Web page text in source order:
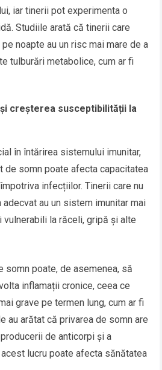
iar tinerii pot experimenta o
Studiile arată că tinerii care
noapte au un risc mai mare de a
tulburări metabolice, cum ar fi
creșterea susceptibilității la
în întărirea sistemului imunitar,
de somn poate afecta capacitatea
infecțiilor. Tinerii care nu
au un sistem imunitar mai
vulnerabili la răceli, gripă și alte
somn poate, de asemenea, să
inflamații cronice, ceea ce
grave pe termen lung, cum ar fi
au arătat că privarea de somn are
de anticorpi și a
lucru poate afecta sănătatea